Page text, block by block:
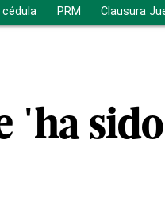
PRM Clausura
'ha sido